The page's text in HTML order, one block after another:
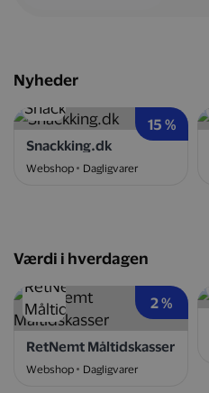
Nyheder
15 %
Snackking.dk
Webshop Dagligvarer
Værdi i hverdagen
2 %
RetNemt Måltidskasser
Webshop Dagligvarer